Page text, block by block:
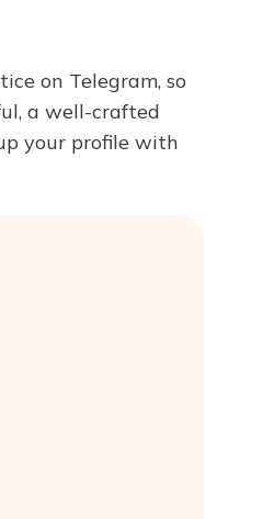
on Telegram, so
a well-crafted
your profile with